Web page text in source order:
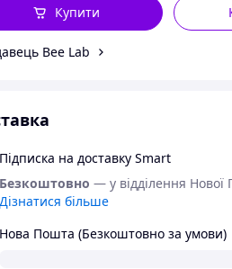
Купити
Bee Lab
на доставку Smart
— у відділення
більше
Пошта (Безкоштовно за умови)